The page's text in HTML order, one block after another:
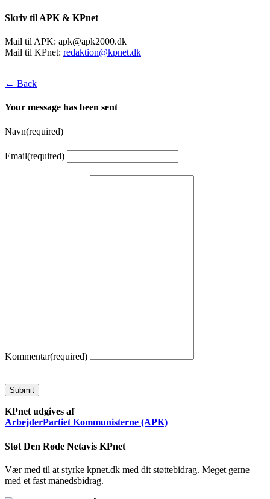
Skriv til APK & KPnet
Mail til APK: apk@apk2000.dk
Mail til KPnet: redaktion@kpnet.dk
← Back
Your message has been sent
Navn(required)
Email(required)
Kommentar(required)
Submit
KPnet udgives af
ArbejderPartiet Kommunisterne (APK)
Støt Den Røde Netavis KPnet
Vær med til at styrke kpnet.dk med dit støttebidrag. Meget gerne
med et fast månedsbidrag.